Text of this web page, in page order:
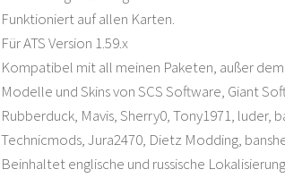
Funktioniert auf allen Karten.
Für ATS Version 1.59.x
Kompatibel mit all meinen Paketen, außer
Modelle und Skins von SCS Software, Giant
Rubberduck, Mavis, Sherry0, Tony1971,
Technicmods, Jura2470, Dietz Modding,
Beinhaltet englische und russische